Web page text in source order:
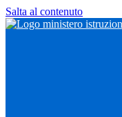
Salta al contenuto